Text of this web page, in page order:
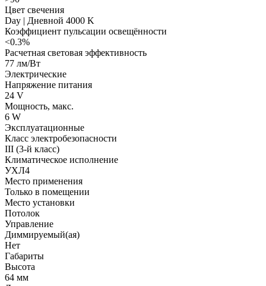
Цвет свечения
Day | Дневной 4000 K
Коэффициент пульсации освещённости
<0.3%
Расчетная световая эффективность
77 лм/Вт
Электрические
Напряжение питания
24 V
Мощность, макс.
6 W
Эксплуатационные
Класс электробезопасности
III (3-й класс)
Климатическое исполнение
УХЛ4
Место применения
Только в помещении
Место установки
Потолок
Управление
Диммируемый(ая)
Нет
Габариты
Высота
64 мм